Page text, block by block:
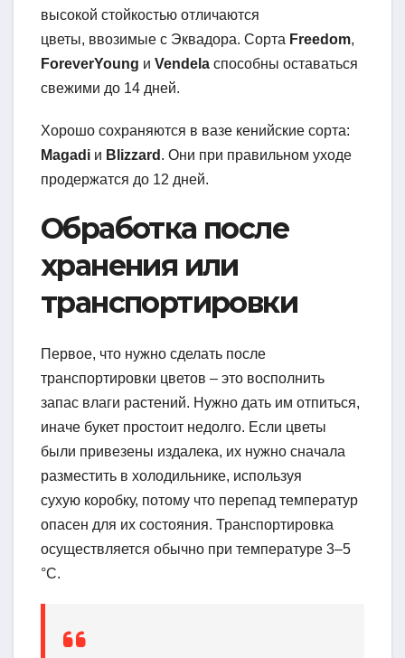
высокой стойкостью отличаются
цветы, ввозимые с Эквадора. Сорта Freedom,
ForeverYoung и Vendela способны оставаться
свежими до 14 дней.
Хорошо сохраняются в вазе кенийские сорта:
Magadi и Blizzard . Они при правильном уходе
продержатся до 12 дней.
Обработка после
хранения или
транспортировки
Первое, что нужно сделать после
транспортировки цветов – это восполнить
запас влаги растений. Нужно дать им отпиться,
иначе букет простоит недолго. Если цветы
были привезены издалека, их нужно сначала
разместить в холодильнике, используя
сухую коробку, потому что перепад температур
опасен для их состояния. Транспортировка
осуществляется обычно при температуре 3–5
°C.